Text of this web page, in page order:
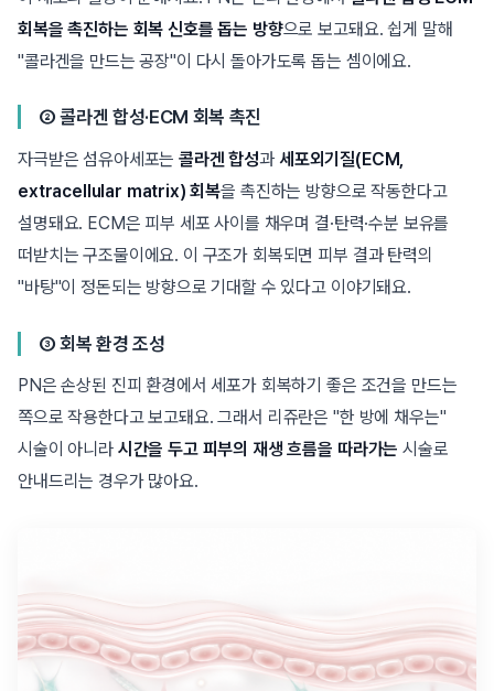
회복을 촉진하는 회복 신호를 돕는 방향으로 보고돼요. 쉽게 말해
"콜라겐을 만드는 공장"이 다시 돌아가도록 돕는 셈이에요.
② 콜라겐 합성·ECM 회복 촉진
자극받은 섬유아세포는콜라겐 합성과 세포외기질(ECM,
extracellular matrix) 회복을 촉진하는 방향으로 작동한다고
설명돼요. ECM은 피부 세포 사이를 채우며 결·탄력·수분 보유를
떠받치는 구조물이에요. 이 구조가 회복되면 피부 결과 탄력의
"바탕"이 정돈되는 방향으로 기대할 수 있다고 이야기돼요.
③ 회복 환경 조성
PN은 손상된 진피 환경에서 세포가 회복하기 좋은 조건을 만드는
쪽으로 작용한다고 보고돼요. 그래서 리쥬란은 "한 방에 채우는"
시술이 아니라 시간을 두고 피부의 재생 흐름을 따라가는 시술로
안내드리는 경우가 많아요.